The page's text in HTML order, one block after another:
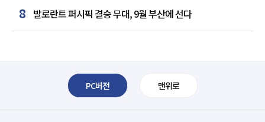
8 발로란트 퍼시픽 결승 무대, 9월 부산에 선다
PC버전 맨위로